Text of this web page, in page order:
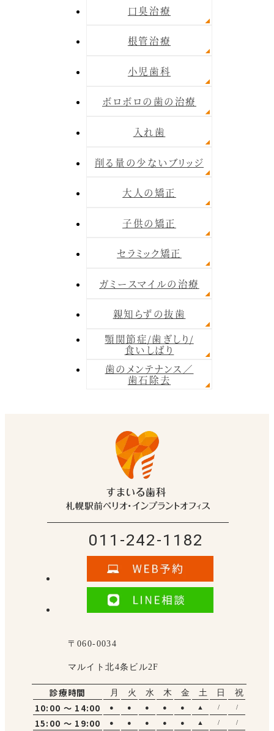
口臭治療
根管治療
小児歯科
ボロボロの歯の治療
入れ歯
削る量の少ないブリッジ
大人の矯正
子供の矯正
セラミック矯正
ガミースマイルの治療
親知らずの抜歯
顎関節症/歯ぎしり/
食いしばり
歯のメンテナンス／
歯石除去
011-242-1182
〒060-0034
マルイト北4条ビル2F
診療時間 月 火 水 木 金 土 日 祝
10:00 ～ 14:00 ● ● ● ● ● ▲ / /
15:00 ～ 19:00 ● ● ● ● ● ▲ / /